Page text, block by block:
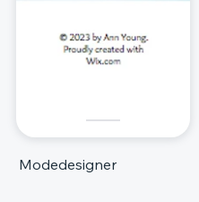
Modedesigner